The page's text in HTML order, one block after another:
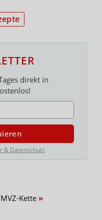
direkt in
& Datenschutz
Kette